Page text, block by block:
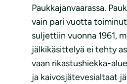
Paukkajanvaarassa.
vain pari vuotta
suljettiin vuonna 1961,
jälkikäsittelyä ei tehty
vaan rikastushiekka-
ja kaivosjätevesialtaat